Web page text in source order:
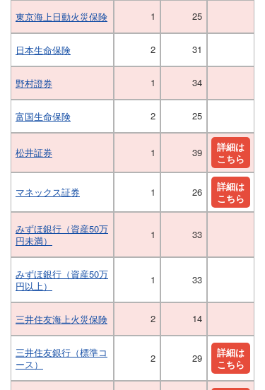
東京海上日動火災保険 1 25
日本生命保険 2 31
野村證券 1 34
富国生命保険 2 25
松井証券 1 39
詳細は
こちら
マネックス証券 1 26
詳細は
こちら
みずほ銀行（資産50万
円未満）
1 33
みずほ銀行（資産50万
円以上）
1 33
三井住友海上火災保険 2 14
三井住友銀行（標準コ
ース）
2 29
詳細は
こちら